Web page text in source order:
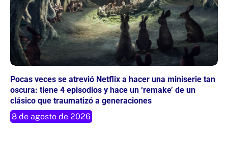
Pocas veces se atrevió Netflix a hacer una miniserie tan
oscura: tiene 4 episodios y hace un ‘remake’ de un
clásico que traumatizó a generaciones
8 de agosto de 2026